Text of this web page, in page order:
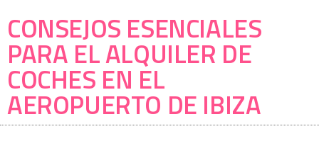
CONSEJOS ESENCIALES
PARA EL ALQUILER DE
COCHES EN EL
AEROPUERTO DE IBIZA